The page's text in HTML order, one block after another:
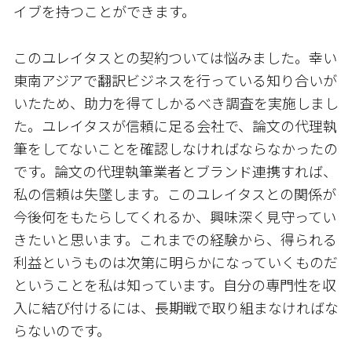
イブを持つことができます。
このユレイタスとの契約ついては悩みました。幸い
東南アジアで翻訳ビジネスを行っている知り合いが
いたため、助力を得てしかるべき調査を実施しまし
た。ユレイタスが信頼に足る会社で、論文の代理執
筆をしてないことを確認しなければならなかったの
です。論文の代理執筆業者とブランド連携すれば、
私の信頼は失墜します。このユレイタスとの関係が
今後何をもたらしてくれるか、興味深く見守ってい
きたいと思います。これまでの経験から、得られる
利益というものは次第に明らかになっていくものだ
ということを私は知っています。自分の専門性を収
入に結び付けるには、長期戦で取り組まなければな
らないのです。